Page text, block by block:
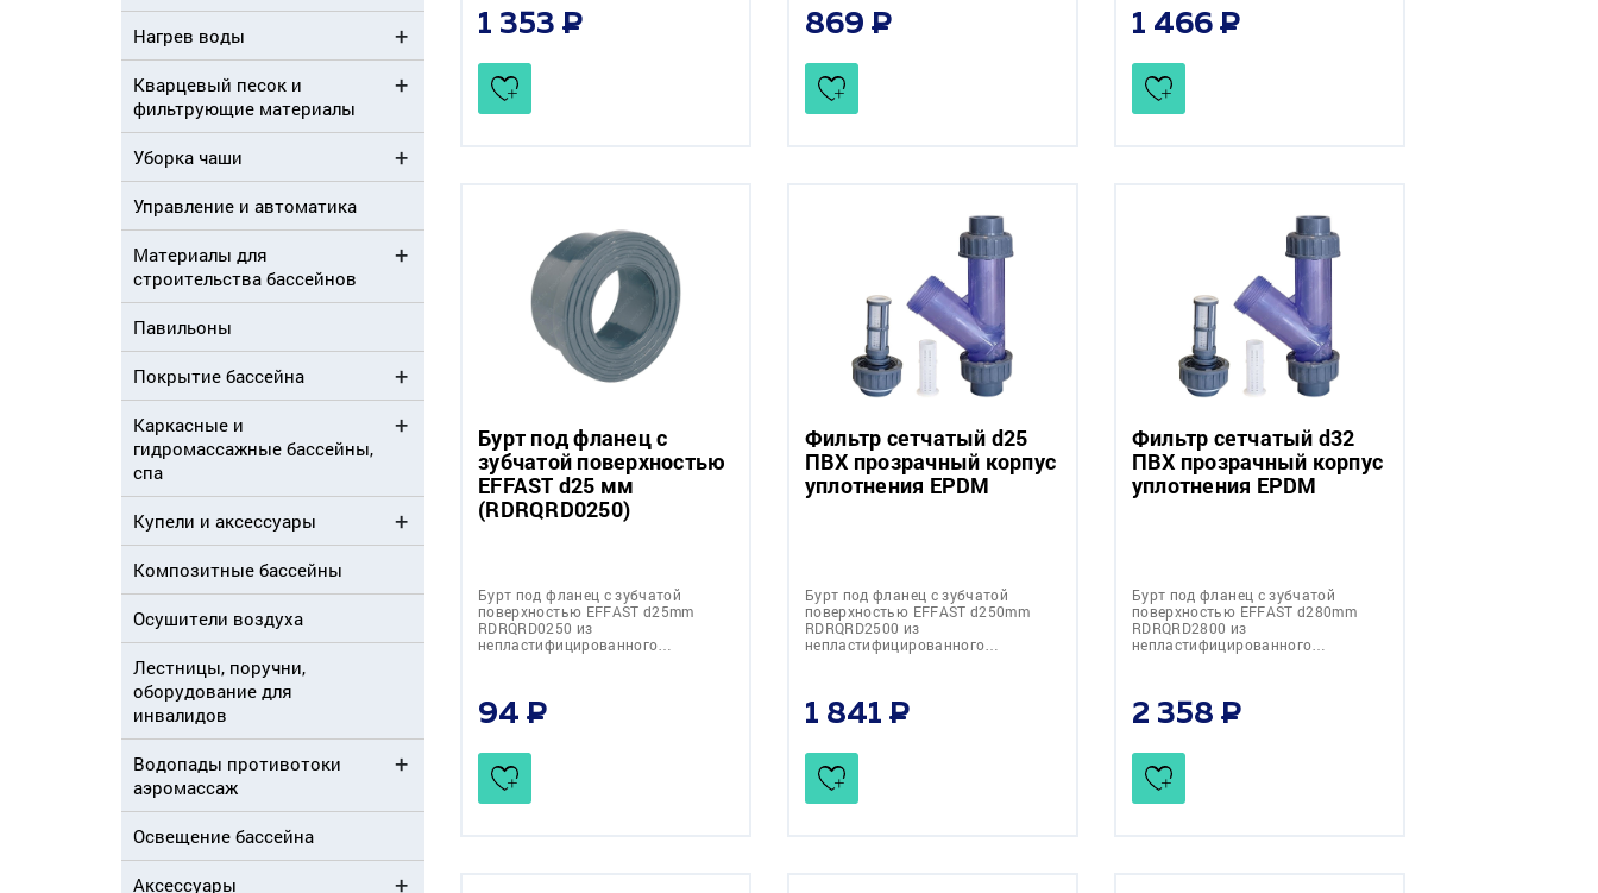
Нагрев воды
Кварцевый песок и
фильтрующие материалы
Уборка чаши
Управление и автоматика
Материалы для
строительства бассейнов
Павильоны
Покрытие бассейна
Каркасные и
гидромассажные бассейны,
спа
Купели и аксессуары
Композитные бассейны
Осушители воздуха
Лестницы, поручни,
оборудование для
инвалидов
Водопады противотоки
аэромассаж
Освещение бассейна
Аксессуары
1 353 869 1 466
Бурт под фланец с
зубчатой поверхностью
EFFAST d25 мм
(RDRQRD0250)
Бурт под фланец с зубчатой
поверхностью EFFAST d25mm
RDRQRD0250 из
непластифицированного…
94
Фильтр сетчатый d25
ПВХ прозрачный корпус
уплотнения EPDM
Бурт под фланец с зубчатой
поверхностью EFFAST d250mm
RDRQRD2500 из
непластифицированного…
1 841
Фильтр сетчатый d32
ПВХ прозрачный корпус
уплотнения EPDM
Бурт под фланец с зубчатой
поверхностью EFFAST d280mm
RDRQRD2800 из
непластифицированного…
2 358